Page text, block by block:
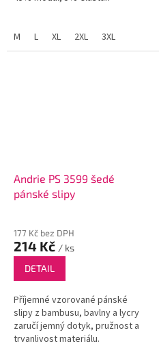
M L XL 2XL 3XL
Andrie PS 3599 šedé
pánské slipy
177 Kč bez DPH
214 Kč / ks
DETAIL
Příjemné vzorované pánské
slipy z bambusu, bavlny a lycry
zaručí jemný dotyk, pružnost a
trvanlivost materiálu.